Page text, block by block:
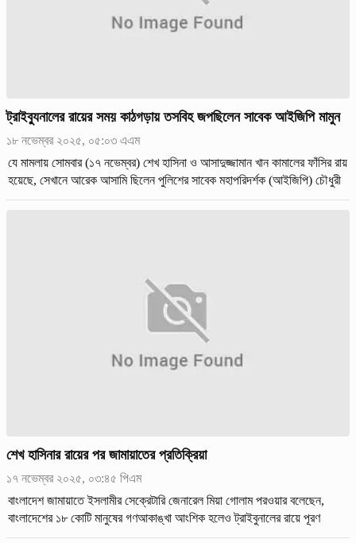
ট্রাইব্যুনালের রায়ের সময় কাঠগড়ায় তসবিহ জপছিলেন সাবেক আইজিপি মামুন
১৮ নভেম্বর ২০২৫, ০৫:০৩ এএম
যে মামলায় সোমবার (১৭ নভেম্বর) শেখ হাসিনা ও আসাদুজ্জামান খান কামালের ফাঁসির রায়
হয়েছে, সেখানে আরেক আসামি ছিলেন পুলিশের সাবেক মহাপরিদর্শক (আইজিপি) চৌধুরী
আবদুল্লাহ আল মামুনও।
শেখ হাসিনার রায়ের পর জামায়াতের প্রতিক্রিয়া
১৭ নভেম্বর ২০২৫, ০৩:৪৫ পিএম
বাংলাদেশ জামায়াতে ইসলামীর সেক্রেটারি জেনারেল মিয়া গোলাম পরওয়ার বলেছেন,
বাংলাদেশের ১৮ কোটি মানুষের গণআকাঙ্খা আংশিক হলেও ট্রাইবুনালের রায়ে পূরণ
হয়েছে।